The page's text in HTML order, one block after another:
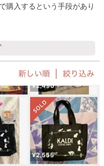
購入するという手段があり